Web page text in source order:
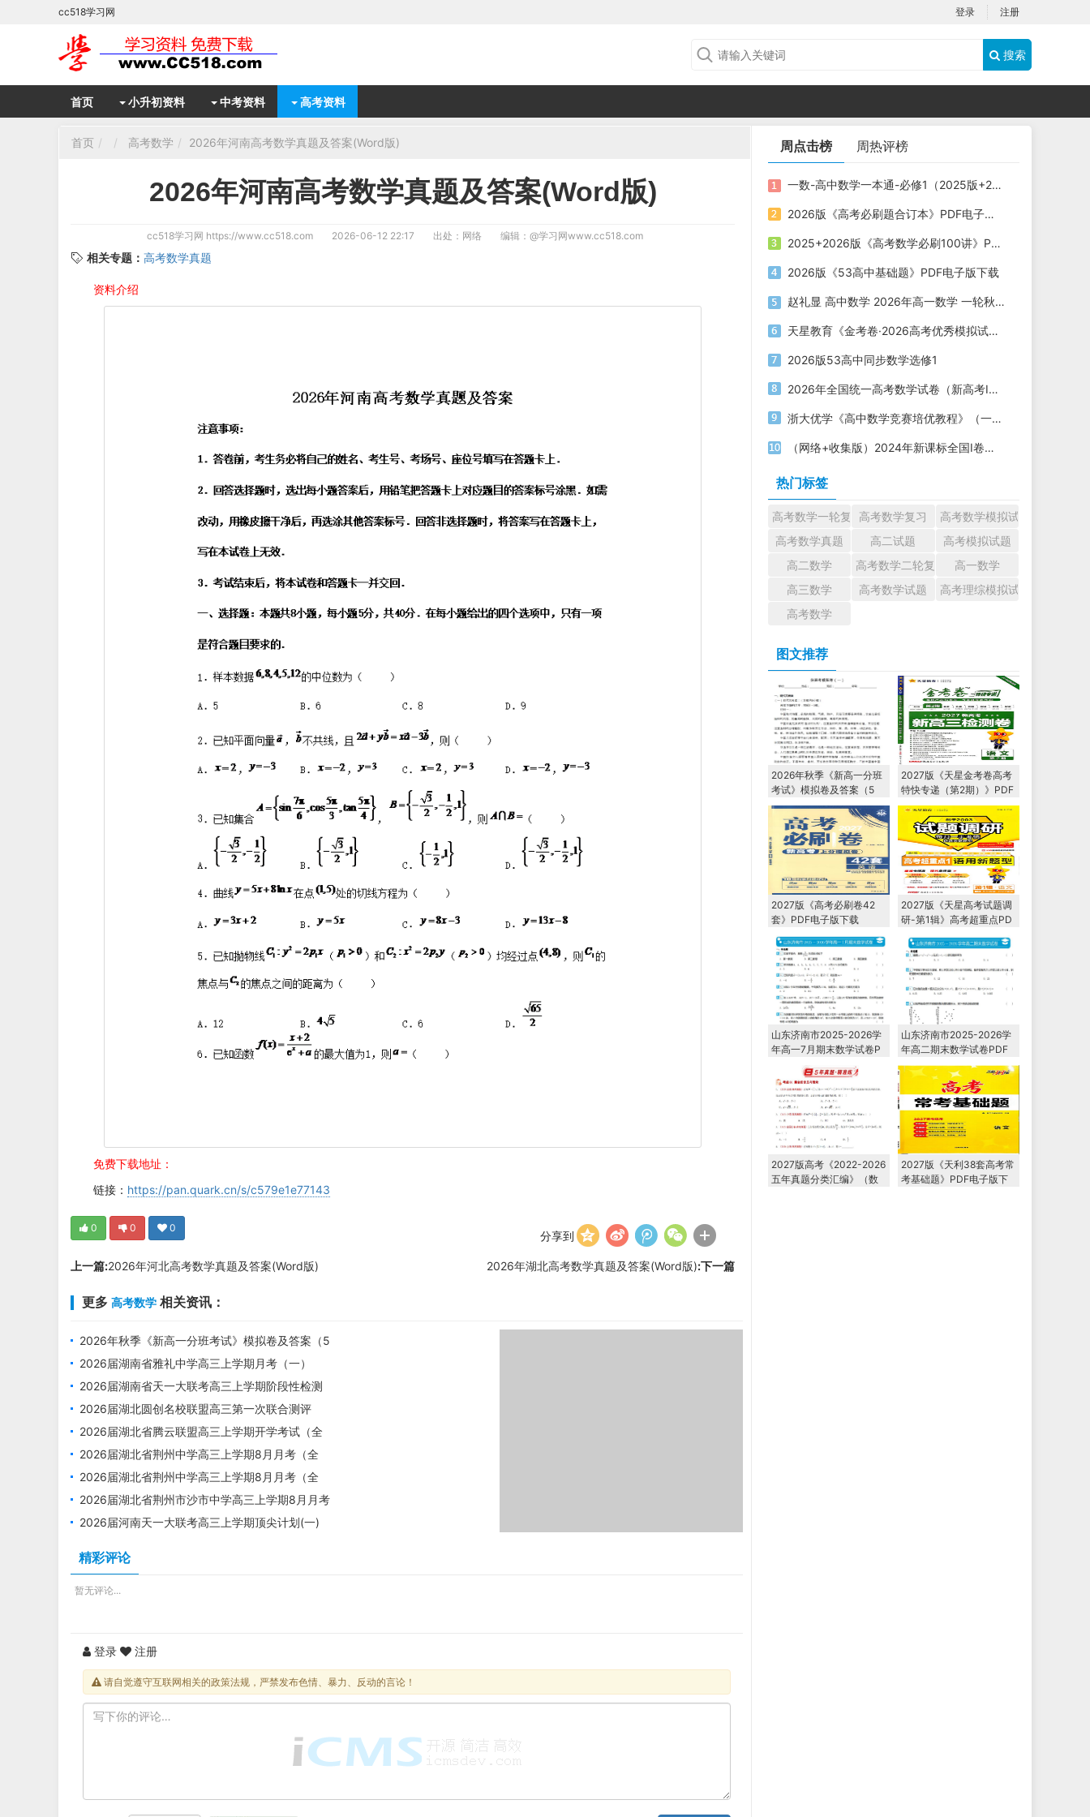
cc518学习网 登录 注册
搜索
首页 小升初资料 中考资料 高考资料
首页 高考数学 2026年河南高考数学真题及答案(Word版)
2026年河南高考数学真题及答案(Word版)
cc518学习网 https://www.cc518.com 2026-06-12 22:17 出处：网络 编辑： @学习网www.cc518.com
相关专题： 高考数学真题
资料介绍
免费下载地址：
链接： https://pan.quark.cn/s/c579e1e77143
分享到
0 0 0
上一篇:2026年河北高考数学真题及答案(Word版) 2026年湖北高考数学真题及答案(Word版):下一篇
更多 高考数学 相关资讯：
2026年秋季《新高一分班考试》模拟卷及答案（5
套）（语数英物化史）
2026届湖南省雅礼中学高三上学期月考（一）
（全科）
2026届湖南省天一大联考高三上学期阶段性检测
（一）（全科）
2026届湖北圆创名校联盟高三第一次联合测评
（全科）
2026届湖北省腾云联盟高三上学期开学考试（全
科）
2026届湖北省荆州中学高三上学期8月月考（全
科）1
2026届湖北省荆州中学高三上学期8月月考（全
科）
2026届湖北省荆州市沙市中学高三上学期8月月考
2026届河南天一大联考高三上学期顶尖计划(一)
精彩评论
暂无评论...
登录 注册
请自觉遵守互联网相关的政策法规，严禁发布色情、暴力、反动的言论！
周点击榜 周热评榜
一数-高中数学一本通-必修1（2025版+2026版）PDF下载
2026版《高考必刷题合订本》PDF电子版下载
2025+2026版《高考数学必刷100讲》PDF电子版下载
2026版《53高中基础题》PDF电子版下载
赵礼显 高中数学 2026年高一数学 一轮秋季班
天星教育《金考卷·2026高考优秀模拟试卷汇编45套 (全国版) 》
2026版53高中同步数学选修1
2026年全国统一高考数学试卷（新高考Ⅰ卷）PDF电子版下载
浙大优学《高中数学竞赛培优教程》（一试+二试）电子版下载打印
（网络+收集版）2024年新课标全国Ⅰ卷数学高考真题文档版（含答案）
热门标签
高考数学一轮复习高考数学复习
高考数学模拟试题
高考数学真题
高二试题
高考模拟试题
高二数学
高考数学二轮复习
高一数学
高三数学
高考数学试题
高考理综模拟试题
高考数学
图文推荐
2026年秋季《新高一分班
考试》模拟卷及答案（5
套）（语数英物化史）
2027版《天星金考卷高考
特快专递（第2期）》PDF
电子版下载
2027版《高考必刷卷42
套》PDF电子版下载
2027版《天星高考试题调
研-第1辑》高考超重点PD
F电子版下载
山东济南市2025-2026学
年高一7月期末数学试卷P
DF电子版下载
山东济南市2025-2026学
年高二期末数学试卷PDF
电子版下载
2027版高考《2022-2026
五年真题分类汇编》（数
2027版《天利38套高考常
考基础题》PDF电子版下